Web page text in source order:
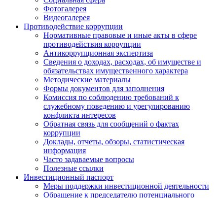
Фотогалерея
Видеогалерея
Противодействие коррупции
Нормативные правовые и иные акты в сфере
противодействия коррупции
Антикоррупционная экспертиза
Сведения о доходах, расходах, об имуществе и
обязательствах имущественного характера
Методические материалы
Формы документов для заполнения
Комиссия по соблюдению требований к
служебному поведению и урегулированию
конфликта интересов
Обратная связь для сообщений о фактах
коррупции
Доклады, отчеты, обзоры, статистическая
информация
Часто задаваемые вопросы
Полезные ссылки
Инвестиционный паспорт
Меры поддержки инвестиционной деятельности
Обращение к председателю потенциального